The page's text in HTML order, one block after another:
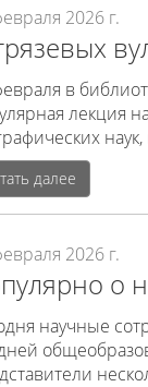
2026 г.
в
лекция
далее
2026 г.
о
научные